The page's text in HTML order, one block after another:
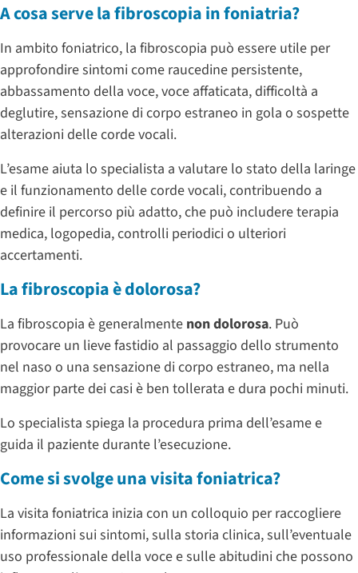
A cosa serve la fibroscopia in foniatria?
In ambito foniatrico, la fibroscopia può essere utile per
approfondire sintomi come raucedine persistente,
abbassamento della voce, voce affaticata, difficoltà a
deglutire, sensazione di corpo estraneo in gola o sospette
alterazioni delle corde vocali.
L’esame aiuta lo specialista a valutare lo stato della laringe
e il funzionamento delle corde vocali, contribuendo a
definire il percorso più adatto, che può includere terapia
medica, logopedia, controlli periodici o ulteriori
accertamenti.
La fibroscopia è dolorosa?
La fibroscopia è generalmente non dolorosa. Può
provocare un lieve fastidio al passaggio dello strumento
nel naso o una sensazione di corpo estraneo, ma nella
maggior parte dei casi è ben tollerata e dura pochi minuti.
Lo specialista spiega la procedura prima dell’esame e
guida il paziente durante l’esecuzione.
Come si svolge una visita foniatrica?
La visita foniatrica inizia con un colloquio per raccogliere
informazioni sui sintomi, sulla storia clinica, sull’eventuale
uso professionale della voce e sulle abitudini che possono